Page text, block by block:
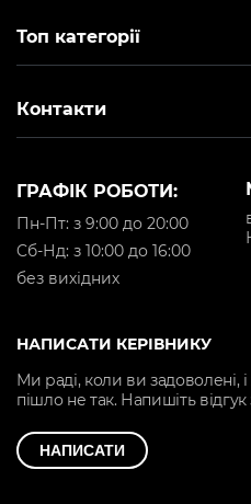
Топ категорії
Контакти
ГРАФІК РОБОТИ:
Пн-Пт: з 9:00 до 20:00
Cб-Нд: з 10:00 до 16:00
без вихідних
НАПИСАТИ КЕРІВНИКУ
Ми раді, коли ви задоволені,
пішло не так. Напишіть
НАПИСАТИ